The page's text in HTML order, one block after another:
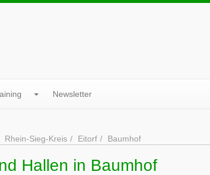
Newsletter
Rhein-Sieg-Kreis Eitorf Baumhof
Hallen in Baumhof